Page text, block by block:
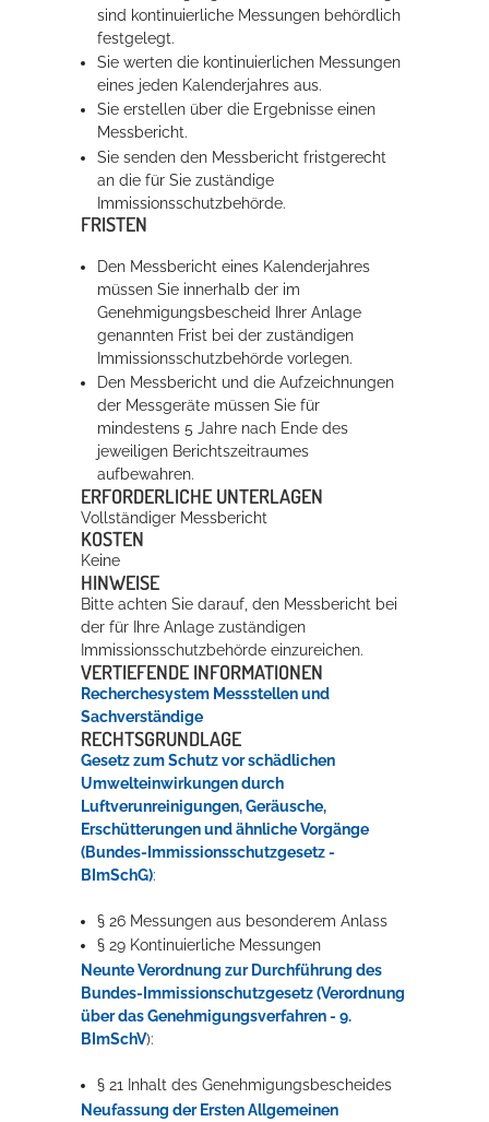
sind kontinuierliche Messungen behördlich
festgelegt.
Sie werten die kontinuierlichen Messungen
eines jeden Kalenderjahres aus.
Sie erstellen über die Ergebnisse einen
Messbericht.
Sie senden den Messbericht fristgerecht
an die für Sie zuständige
Immissionsschutzbehörde.
FRISTEN
Den Messbericht eines Kalenderjahres
müssen Sie innerhalb der im
Genehmigungsbescheid Ihrer Anlage
genannten Frist bei der zuständigen
Immissionsschutzbehörde vorlegen.
Den Messbericht und die Aufzeichnungen
der Messgeräte müssen Sie für
mindestens 5 Jahre nach Ende des
jeweiligen Berichtszeitraumes
aufbewahren.
ERFORDERLICHE UNTERLAGEN
Vollständiger Messbericht
KOSTEN
Keine
HINWEISE
Bitte achten Sie darauf, den Messbericht bei
der für Ihre Anlage zuständigen
Immissionsschutzbehörde einzureichen.
VERTIEFENDE INFORMATIONEN
Recherchesystem Messstellen und
Sachverständige
RECHTSGRUNDLAGE
Gesetz zum Schutz vor schädlichen
Umwelteinwirkungen durch
Luftverunreinigungen, Geräusche,
Erschütterungen und ähnliche Vorgänge
(Bundes-Immissionsschutzgesetz -
BImSchG):
§ 26 Messungen aus besonderem Anlass
§ 29 Kontinuierliche Messungen
Neunte Verordnung zur Durchführung des
Bundes-Immissionschutzgesetz (Verordnung
über das Genehmigungsverfahren - 9.
BImSchV):
§ 21 Inhalt des Genehmigungsbescheides
Neufassung der Ersten Allgemeinen